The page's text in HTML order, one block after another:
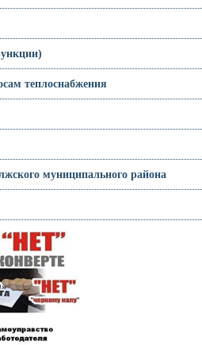
теплоснабжения
муниципального района